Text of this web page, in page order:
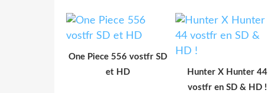
One Piece 556 vostfr SD
et HD
Hunter X Hunter 44
vostfr en SD & HD !